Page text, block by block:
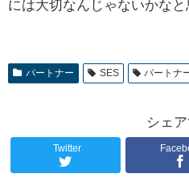
には大切なんじゃないかなと
パートナー SES パートナ
シェ
Twitter